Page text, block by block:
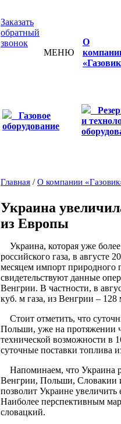
Заказать
обратный
звонок
МЕНЮ
О
Газовое
оборудование
и
Главная / О компании
Украина
из Европы
Украина, которая уже
российского газа, в
месяцем импорт природного
свидетельствуют данные
Венгрии. В частности, в
куб. м газа, из Венгрии –
Стоит отметить, что
Польши, уже на протяжении
технической возможности в
суточные поставки топлива
Напоминаем, что Украина
Венгрии, Польши, Словакии
позволит Украине
Наиболее перспективным
словацкий.